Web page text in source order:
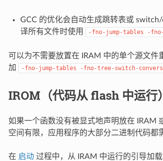
GCC 的优化会自动生成跳转表或
译所有文件时使用
-fno-jump-tables -
可以为不需要放置在 IRAM 中的单个源文
加
-fno-jump-tables -fno-tree-switch-
IROM（代码从 flash 中运行）
如果一个函数没有被显式地声明放在 IRAM
空间有限，应用程序的大部分二进制代码都
在 启动过程中，从 IRAM 中运行的引导加